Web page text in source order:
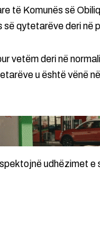
të Komunës së
qytetarëve deri në
vetëm deri në
u është vënë
udhëzimet